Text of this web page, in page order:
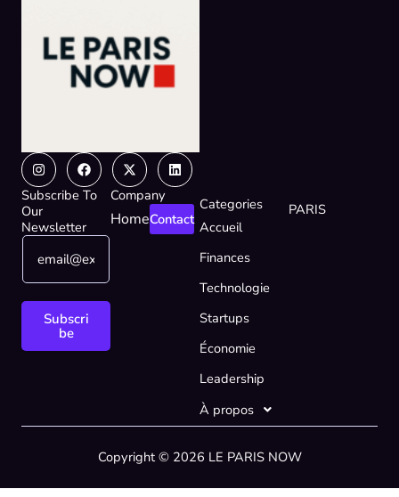
InstagramFacebook
X-
twitter
Linkedin
Subscribe To
Our
Newsletter
E
a
i
E
l
E
a
Subscri
be
Company
HomeContact
Categories
Accueil
Finances
Technologie
Startups
Économie
Leadership
À propos
PARIS
Copyright © 2026 LE PARIS NOW